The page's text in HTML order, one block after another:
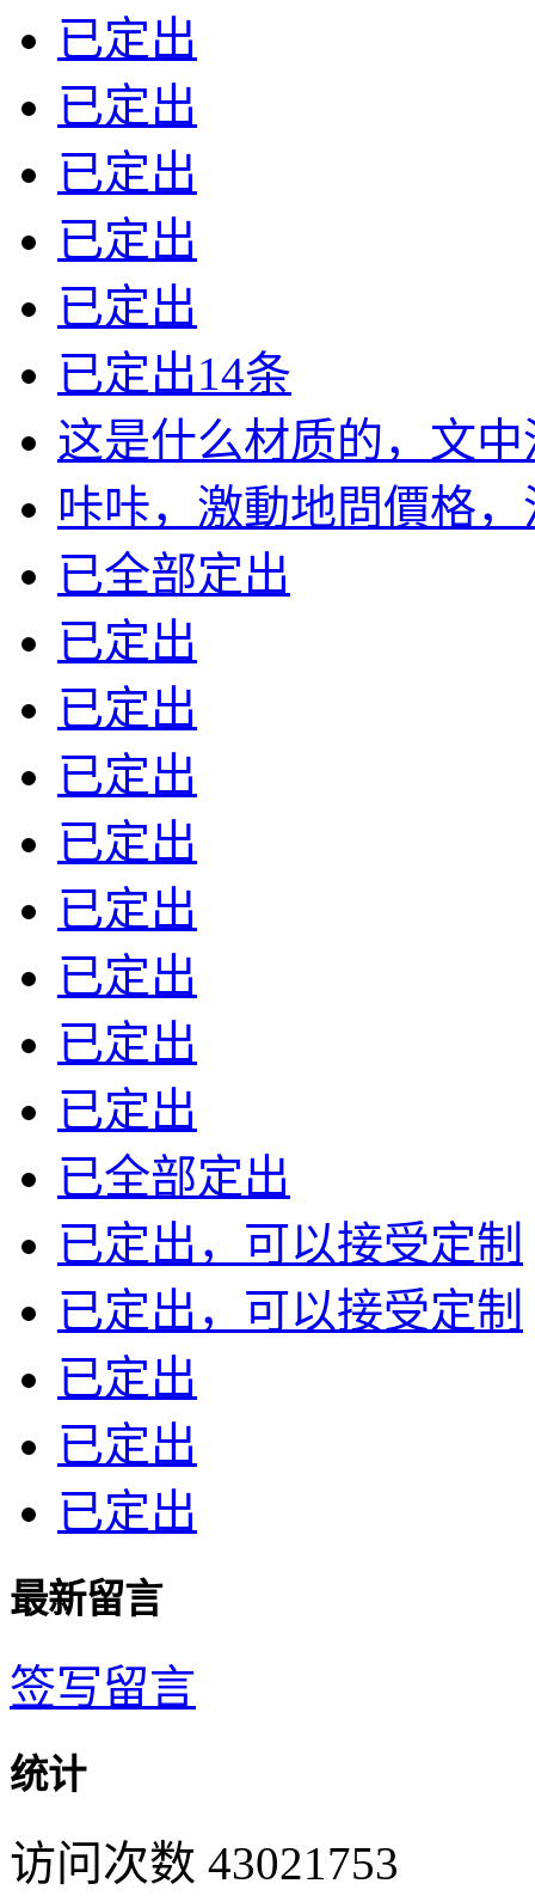
已定出
已定出
已定出
已定出
已定出
已定出14条
这是什么材质的，文中
咔咔，激動地問價格，
已全部定出
已定出
已定出
已定出
已定出
已定出
已定出
已定出
已定出
已全部定出
已定出，可以接受定制
已定出，可以接受定制
已定出
已定出
已定出
最新留言
签写留言
统计
访问次数 43021753